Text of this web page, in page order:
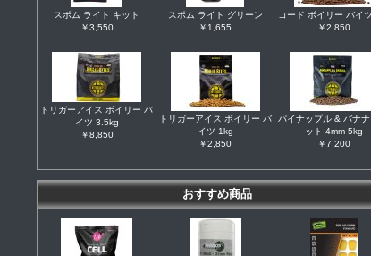
スポム ライト キット
￥3,550
スポム ライト グリーン
￥1,655
コード ボイリー バイ
￥2,850
トリガーアイス ボイリー バ
イツ 3.5kg
￥8,850
トリガーアイス ボイリー バ
イツ 1kg
￥2,850
パイナップル & バナ
ット 4mm 5kg
￥7,200
おすすめ商品